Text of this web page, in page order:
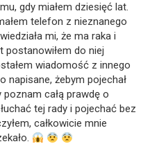
gdy miałem dziesięć lat.
telefon z nieznanego
mi, że ma raka i
postanowiłem do niej
wiadomość z innego
napisane, żebym pojechał
całą prawdę o
tej rady i pojechać bez
całkowicie mnie